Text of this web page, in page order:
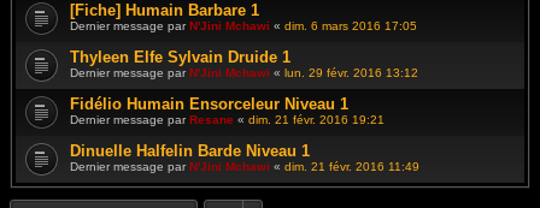
[Fiche] Humain Barbare 1
Dernier message parN'Jini Mchawi « dim. 6 mars 2016 17:05
Thyleen Elfe Sylvain Druide 1
Dernier message parN'Jini Mchawi « lun. 29 févr. 2016 13:12
Fidélio Humain Ensorceleur Niveau 1
Dernier message parResane « dim. 21 févr. 2016 19:21
Dinuelle Halfelin Barde Niveau 1
Dernier message parN'Jini Mchawi « dim. 21 févr. 2016 11:49